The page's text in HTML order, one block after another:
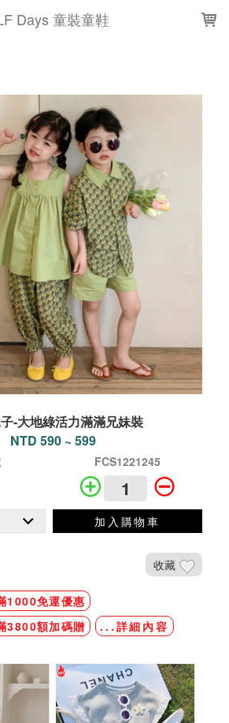
Days 童裝童鞋
-大地綠活力滿滿兄妹裝
NTD 590 ~ 599
FCS1221245
加入購物車
收藏
1000免運優惠
3800額加碼贈
...詳細內容